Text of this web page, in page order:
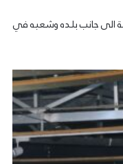
الى جانب بلده وشعبه في